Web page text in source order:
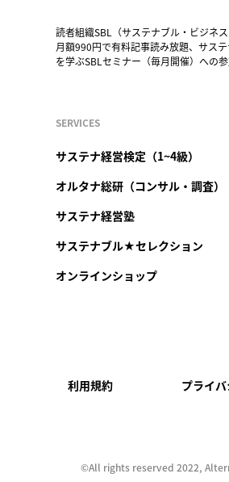
読者組織SBL（サステナブル・ビジネス
月額990円で有料記事読み放題、サス
を学ぶSBLセミナー（毎月開催）への
SERVICES
サステナ経営検定（1~4級）
オルタナ総研（コンサル・調査）
サステナ経営塾
サステナブル★セレクション
オンラインショップ
利用規約 プライ
©︎All rights reserved 2022,